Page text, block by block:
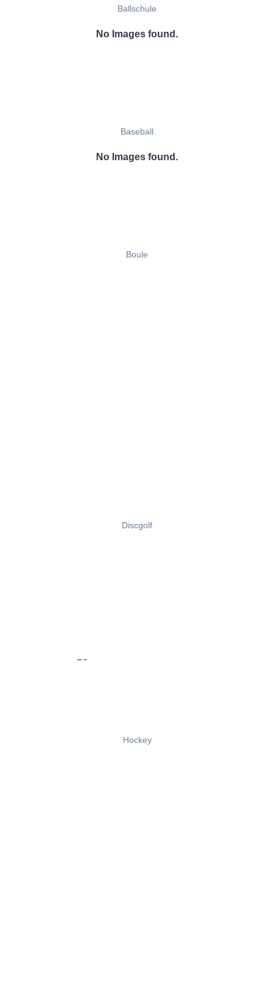
Ballschule
No Images found.
Baseball
No Images found.
Boule
Discgolf
Hockey